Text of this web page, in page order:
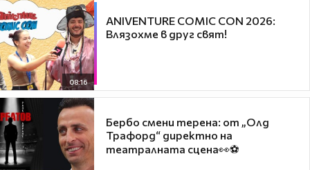
08:16
ANIVENTURE COMIC CON 2026:
Влязохме в друг свят!
Бербо смени терена: от „Олд
Трафорд“ директно на
театралната сцена👀⚽